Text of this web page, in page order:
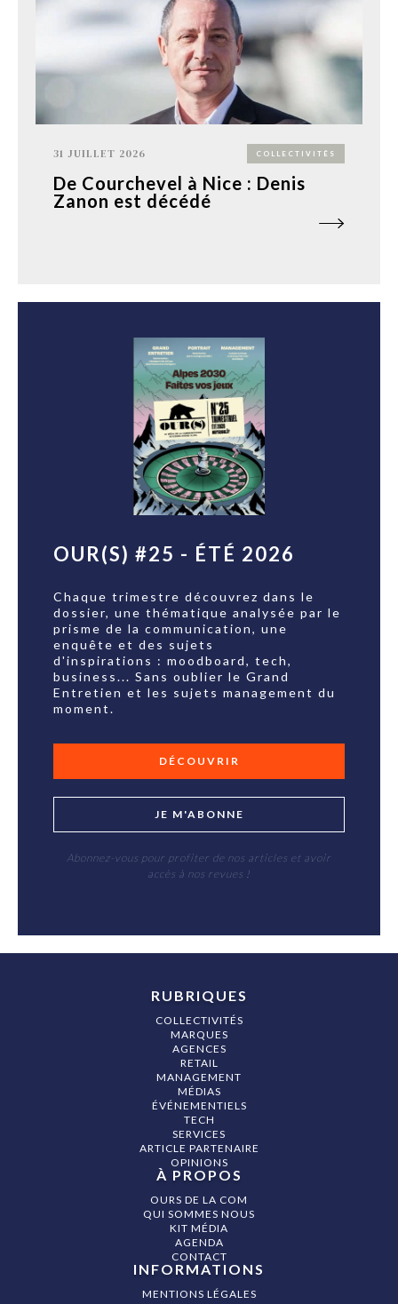
31 JUILLET 2026 COLLECTIVITÉS
De Courchevel à Nice : Denis
Zanon est décédé
OUR(S) #25 - ÉTÉ 2026
Chaque trimestre découvrez dans le
dossier, une thématique analysée par le
prisme de la communication, une
enquête et des sujets
d'inspirations : moodboard, tech,
business... Sans oublier le Grand
Entretien et les sujets management du
moment.
DÉCOUVRIR
JE M'ABONNE
Abonnez-vous pour profiter de nos articles et avoir
accès à nos revues !
RUBRIQUES
COLLECTIVITÉS
MARQUES
AGENCES
RETAIL
MANAGEMENT
MÉDIAS
ÉVÉNEMENTIELS
TECH
SERVICES
ARTICLE PARTENAIRE
OPINIONS
À PROPOS
OURS DE LA COM
QUI SOMMES NOUS
KIT MÉDIA
AGENDA
CONTACT
INFORMATIONS
MENTIONS LÉGALES